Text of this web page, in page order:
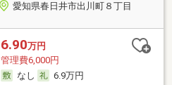
愛知県春日井市出川町８丁目
6.90万円
管理費6,000円
なし
6.9万円